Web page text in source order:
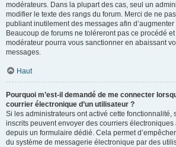
modérateurs. Dans la plupart des cas, seul un
modifier le texte des rangs du forum. Merci de ne
publiant inutilement des messages afin
Beaucoup de forums ne toléreront pas ce procédé
modérateur pourra vous sanctionner en abaissant
messages.
Haut
Pourquoi m’est-il demandé de me connecter
courrier électronique d’un utilisateur ?
Si les administrateurs ont activé cette fonctionnalité,
inscrits peuvent envoyer des courriers
depuis un formulaire dédié. Cela permet
du système de messagerie électronique par des